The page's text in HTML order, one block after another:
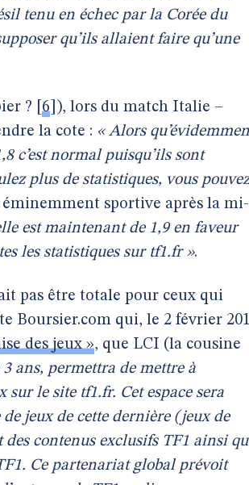
tenu en échec par la Corée du
qu’ils allaient faire qu’une
? 6 ), lors du match Italie –
la cote : « Alors
c’est normal puisqu’ils sont
plus de statistiques, vous pouvez
sportive après la mi-
est maintenant de 1,9 en faveur
les statistiques sur tf1.fr ».
pas être totale pour ceux qui
Boursier.com qui, le 2 février
des jeux », que LCI (la cousine
3 ans, permettra de mettre à
le site tf1.fr. Cet espace sera
jeux de cette dernière (jeux de
contenus exclusifs TF1 ainsi
Ce partenariat global prévoit